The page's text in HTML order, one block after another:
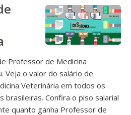
Professor de Medicina
Veja o valor do salário de
Veterinária em todos os
brasileiras. Confira o piso salarial
quanto ganha Professor de